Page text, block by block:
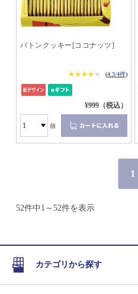
バトンクッキー[ココナッツ]
★★★★★
★★★★★ (4.3/4件)
¥999（税込）
個
1
52件中1～52件を表示
カテゴリから探す